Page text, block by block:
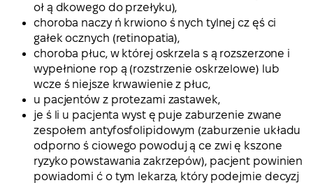
oł ą dkowego do przełyku),
choroba naczy ń krwiono ś nych tylnej cz ęś ci
gałek ocznych (retinopatia),
choroba płuc, w której oskrzela s ą rozszerzone i
wypełnione rop ą (rozstrzenie oskrzelowe) lub
wcze ś niejsze krwawienie z płuc,
u pacjentów z protezami zastawek,
je ś li u pacjenta wyst ę puje zaburzenie zwane
zespołem antyfosfolipidowym (zaburzenie układu
odporno ś ciowego powoduj ą ce zwi ę kszone
ryzyko powstawania zakrzepów), pacjent powinien
powiadomi ć o tym lekarza, który podejmie decyzj